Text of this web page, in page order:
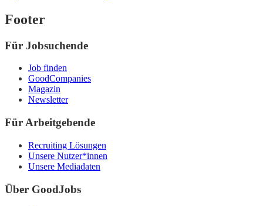
Footer
Für Jobsuchende
Job finden
GoodCompanies
Magazin
Newsletter
Für Arbeitgebende
Recruiting Lösungen
Unsere Nutzer*innen
Unsere Mediadaten
Über GoodJobs